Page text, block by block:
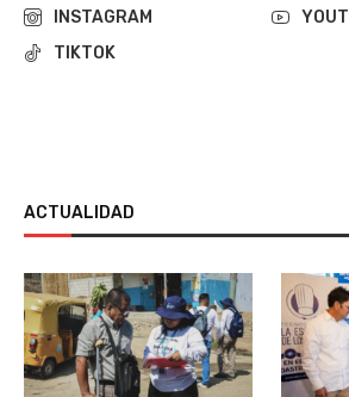
INSTAGRAM
TIKTOK
ACTUALIDAD